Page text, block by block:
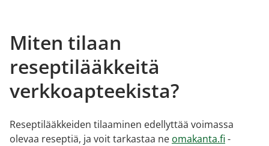
Miten tilaan
reseptilääkkeitä
verkkoapteekista?
Reseptilääkkeiden tilaaminen edellyttää voimassa
olevaa reseptiä, ja voit tarkastaa ne omakanta.fi -